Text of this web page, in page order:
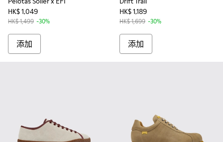
HK$ 1,049
HK$ 1,499 -30%
添加
HK$ 1,189
HK$ 1,699 -30%
添加